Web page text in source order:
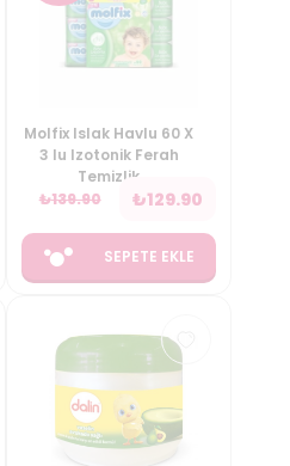
Molfix Islak Havlu 60 X
3 lu Izotonik Ferah
Temizlik
₺139.90 ₺129.90
SEPETE EKLE